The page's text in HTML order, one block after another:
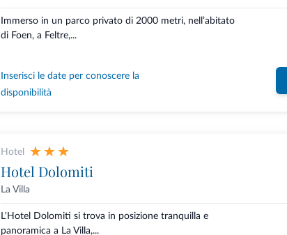
Immerso in un parco privato di 2000 metri, nell’abitato
di Foen, a Feltre,...
Inserisci le date per conoscere la
disponibilità
Hotel
Hotel Dolomiti
La Villa
L'Hotel Dolomiti si trova in posizione tranquilla e
panoramica a La Villa,...